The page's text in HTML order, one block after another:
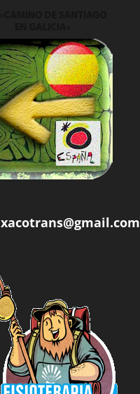
xacotrans@gmail.com